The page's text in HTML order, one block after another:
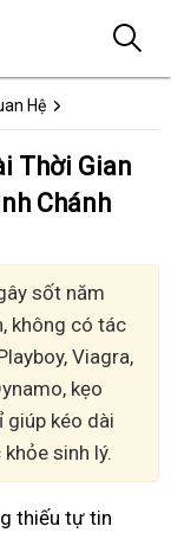
Hệ
Thời Gian
Chánh
sốt năm
không có tác
Viagra,
kẹo
giúp kéo dài
sinh lý.
thiếu tự tin